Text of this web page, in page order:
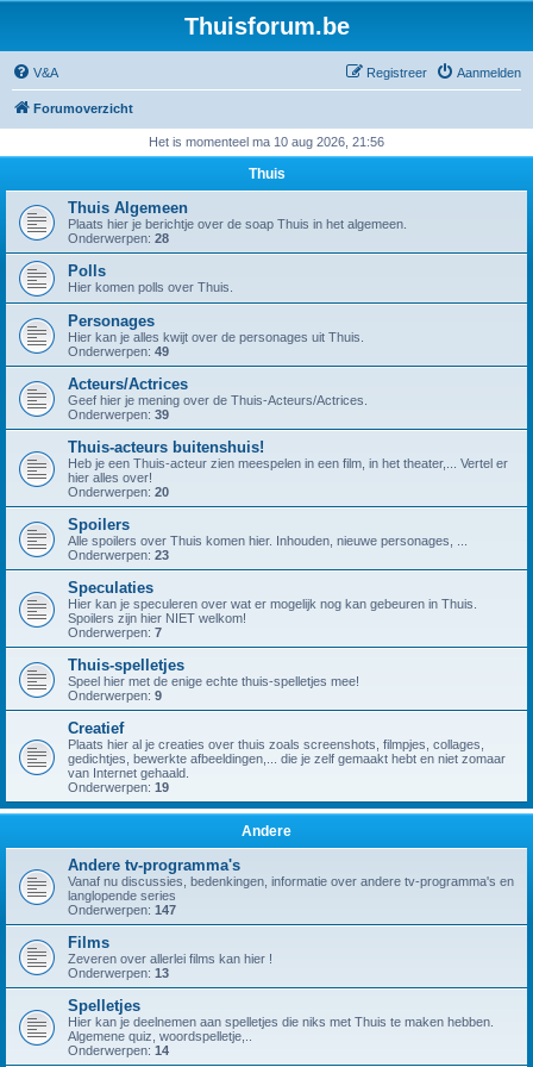
Thuisforum.be
V&A Aanmelden
Registreer
Forumoverzicht
Het is momenteel ma 10 aug 2026, 21:56
Thuis
Thuis Algemeen
Plaats hier je berichtje over de soap Thuis in het algemeen.
Onderwerpen: 28
Polls
Hier komen polls over Thuis.
Personages
Hier kan je alles kwijt over de personages uit Thuis.
Onderwerpen: 49
Acteurs/Actrices
Geef hier je mening over de Thuis-Acteurs/Actrices.
Onderwerpen: 39
Thuis-acteurs buitenshuis!
Heb je een Thuis-acteur zien meespelen in een film, in het theater,... Vertel er
hier alles over!
Onderwerpen: 20
Spoilers
Alle spoilers over Thuis komen hier. Inhouden, nieuwe personages, ...
Onderwerpen: 23
Speculaties
Hier kan je speculeren over wat er mogelijk nog kan gebeuren in Thuis.
Spoilers zijn hier NIET welkom!
Onderwerpen: 7
Thuis-spelletjes
Speel hier met de enige echte thuis-spelletjes mee!
Onderwerpen: 9
Creatief
Plaats hier al je creaties over thuis zoals screenshots, filmpjes, collages,
gedichtjes, bewerkte afbeeldingen,... die je zelf gemaakt hebt en niet zomaar
van Internet gehaald.
Onderwerpen: 19
Andere
Andere tv-programma's
Vanaf nu discussies, bedenkingen, informatie over andere tv-programma's en
langlopende series
Onderwerpen: 147
Films
Zeveren over allerlei films kan hier !
Onderwerpen: 13
Spelletjes
Hier kan je deelnemen aan spelletjes die niks met Thuis te maken hebben.
Algemene quiz, woordspelletje,..
Onderwerpen: 14